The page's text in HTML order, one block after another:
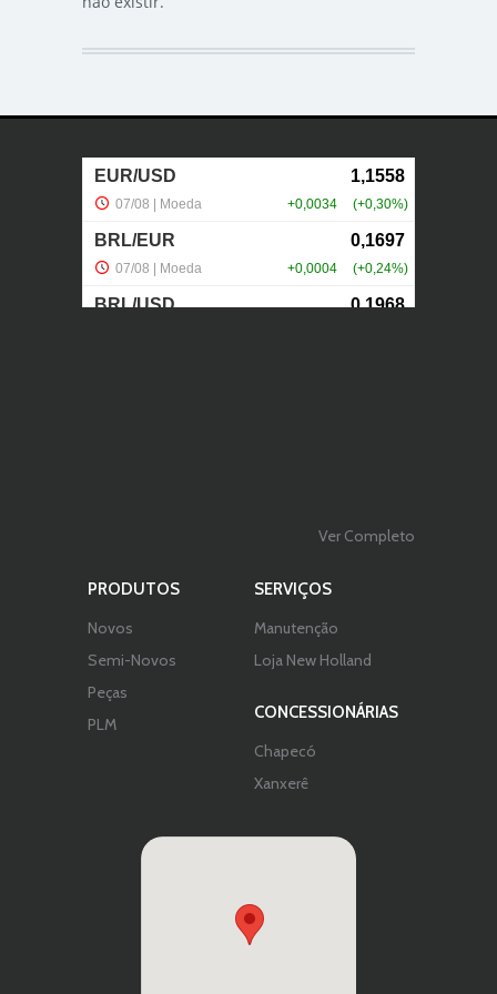
PRODUTOS
Novos
Semi-Novos
Peças
PLM
Ver Completo
SERVIÇOS
Manutenção
Loja New Holland
CONCESSIONÁRIAS
Chapecó
Xanxerê